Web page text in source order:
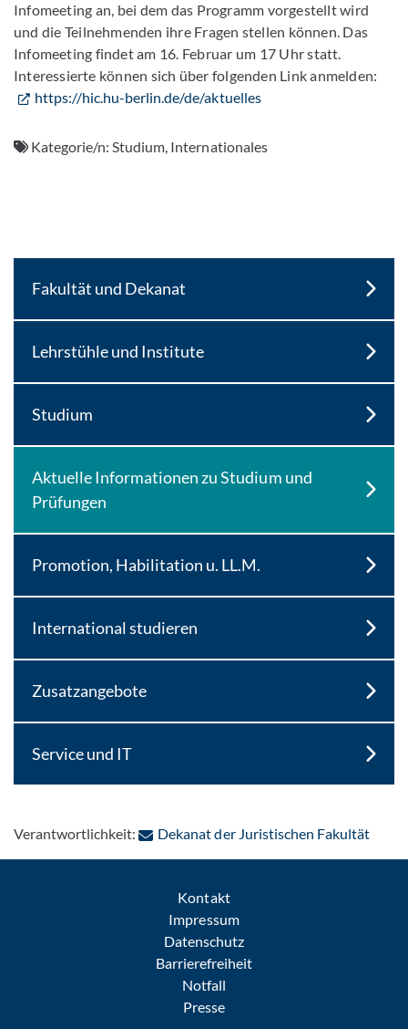
Infomeeting an, bei dem das Programm vorgestellt wird
und die Teilnehmenden ihre Fragen stellen können. Das
Infomeeting findet am 16. Februar um 17 Uhr statt.
Interessierte können sich über folgenden Link anmelden:
https://hic.hu-berlin.de/de/aktuelles
Kategorie/n:Studium, Internationales
Fakultät und Dekanat
Lehrstühle und Institute
Studium
Aktuelle Informationen zu Studium und
Prüfungen
Promotion, Habilitation u. LL.M.
International studieren
Zusatzangebote
Service und IT
Verantwortlichkeit: Dekanat der Juristischen Fakultät: Per
Kontakt
Impressum
Datenschutz
Barrierefreiheit
Notfall
Presse